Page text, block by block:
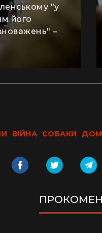
"у
його
–
ВІЙНА СОБАКИ